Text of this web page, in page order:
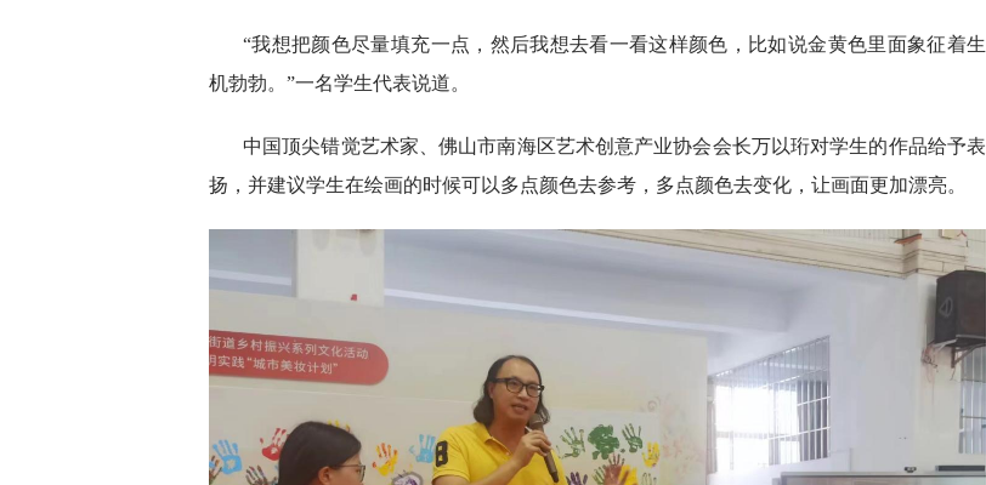
“我想把颜色尽量填充一点，然后我想去看一看这样颜色，比如说金黄色里面象征着生
机勃勃。”一名学生代表说道。
中国顶尖错觉艺术家、佛山市南海区艺术创意产业协会会长万以珩对学生的作品给予表
扬，并建议学生在绘画的时候可以多点颜色去参考，多点颜色去变化，让画面更加漂亮。